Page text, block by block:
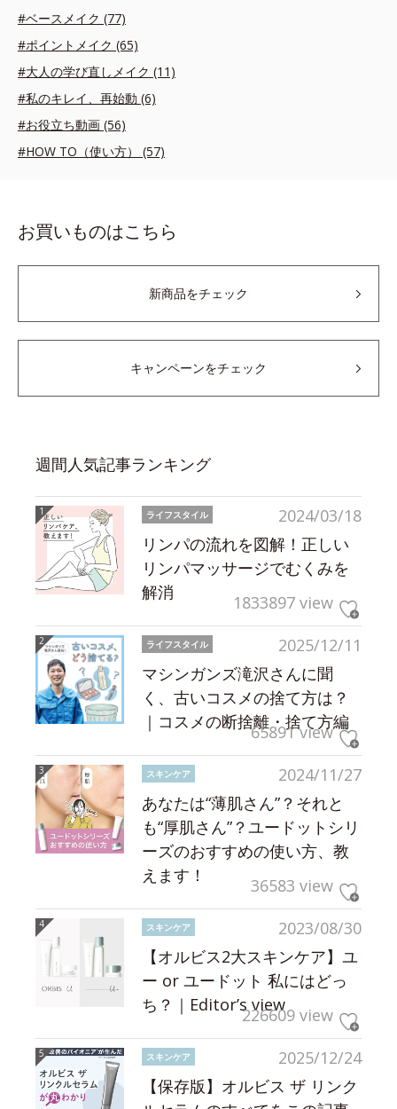
#ベースメイク (77)
#ポイントメイク (65)
#大人の学び直しメイク (11)
#私のキレイ、再始動 (6)
#お役立ち動画 (56)
#HOW TO（使い方） (57)
お買いものはこちら
新商品をチェック
キャンペーンをチェック
週間人気記事ランキング
2024/03/18
ライフスタイル
リンパの流れを図解！正しい
リンパマッサージでむくみを
解消
1833897 view
2025/12/11
ライフスタイル
マシンガンズ滝沢さんに聞
く、古いコスメの捨て方は？
｜コスメの断捨離・捨て方編
65891 view
2024/11/27
スキンケア
あなたは“薄肌さん”？それと
も“厚肌さん”？ユードットシリ
ーズのおすすめの使い方、教
えます！
36583 view
2023/08/30
スキンケア
【オルビス2大スキンケア】ユ
ー or ユードット 私にはどっ
ち？｜Editor’s view226609 view
2025/12/24
スキンケア
【保存版】オルビス ザ リンク